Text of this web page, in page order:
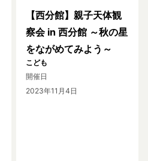
【西分館】親子天体観
察会 in 西分館 ～秋の星
をながめてみよう～
こども
開催日
2023年11月4日